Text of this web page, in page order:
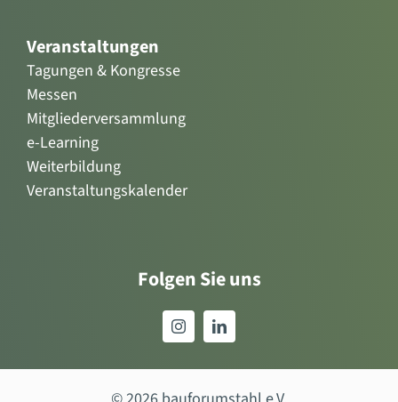
Veranstaltungen
Tagungen & Kongresse
Messen
Mitgliederversammlung
e-Learning
Weiterbildung
Veranstaltungskalender
Folgen Sie uns